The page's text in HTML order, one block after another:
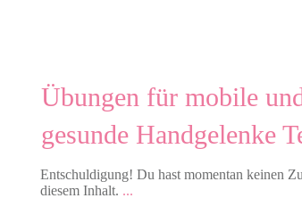
Übungen für mobile
gesunde Handgelenke
Entschuldigung! Du hast momentan keinen
diesem Inhalt. ...